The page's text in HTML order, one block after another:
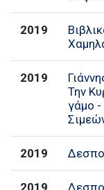
2019
2019
Την
γάμο
2019
2019